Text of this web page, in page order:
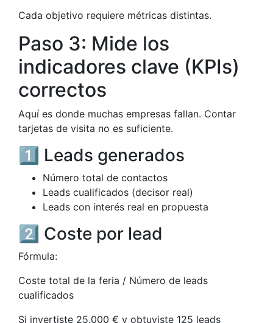
Cada objetivo requiere métricas distintas.
Paso 3: Mide los
indicadores clave (KPIs)
correctos
Aquí es donde muchas empresas fallan. Contar
tarjetas de visita no es suficiente.
1️⃣ Leads generados
Número total de contactos
Leads cualificados (decisor real)
Leads con interés real en propuesta
2️⃣ Coste por lead
Fórmula:
Coste total de la feria / Número de leads
cualificados
Si invertiste 25.000 € y obtuviste 125 leads